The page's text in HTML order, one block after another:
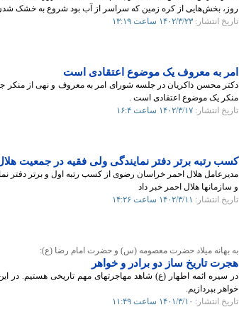
روز، بخش‌هایی از کره زمین که سراسر از آب بود شروع به خشک
تاریخ انتشار: ۱۴۰۲/۳/۲۳ ساعت ۱۳:۱۹
امر به معروف یک موضوع اعتقادی است
دکتر محسن ذاکریان در جلسه شورای امر به معروف و نهی از
منکر یک موضوع اعتقادی است .
تاریخ انتشار: ۱۴۰۲/۳/۱۷ ساعت ۱۶:۴
کسب رتبه برتر دفتر نمایندگی ولی فقیه در جمعیت
و سازمانها هلال احمر خبر داد
تاریخ انتشار: ۱۴۰۲/۳/۱۱ ساعت ۱۴:۲۶
به بهانه میلاد حضرت معصومه (س) و حضرت امام رضا (ع):
هجرت تاریخ ساز دو برادر و خواهر
در سیره ائمه اطهار (ع) شاهد مهاجرتهای مهم تاریخی هستیم. در
خواهر بپردازیم.
تاریخ انتشار: ۱۴۰۱/۳/۱۰ ساعت ۱۱:۴۹